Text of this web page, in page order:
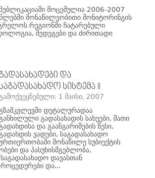
მოცემულია 2006-2007
წლებში მონაწილეობითი მონიტორინგის
რეგიონში ჩატარებული
შედეგები და ძირითადი
ᲓᲐ
ᲡᲘᲡᲢᲔᲛᲐ II
გამოქვეყნებული: 1 მაისი, 2007
დეტალურადაა
გადასახადის სახეები, მათი
და გაანგარიშების წესი,
ვადები, საგადასახადო
მონაწილე სუბიექტის
და პასუხისმგებლობა,
დავასთან
და...